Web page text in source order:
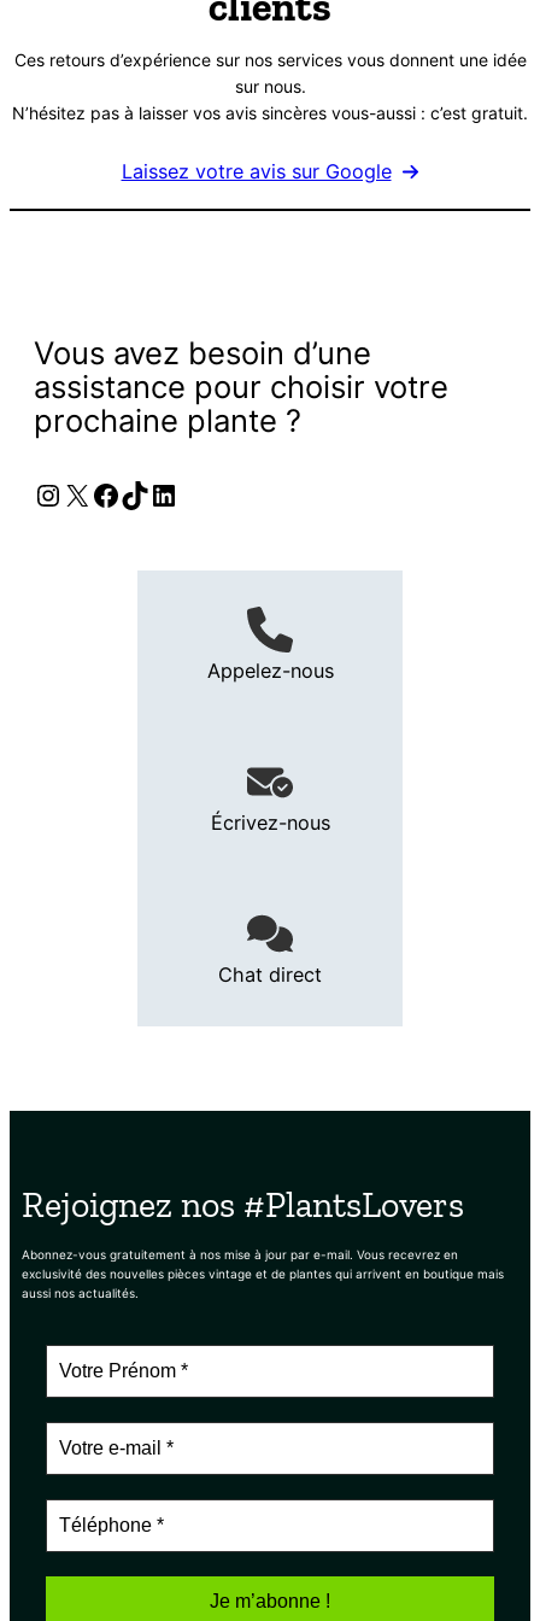
Ces retours d’expérience sur nos services vous donnent une idée
sur nous.
N’hésitez pas à laisser vos avis sincères vous-aussi : c’est gratuit.
Laissez votre avis sur Google
Vous avez besoin d’une
assistance pour choisir votre
prochaine plante ?
Instagram
X Facebook
TikTok
LinkedIn
Appelez-nous
Écrivez-nous
Chat direct
Rejoignez nos #PlantsLovers
Abonnez-vous gratuitement à nos mise à jour par e-mail. Vous recevrez en
exclusivité des nouvelles pièces vintage et de plantes qui arrivent en boutique mais
aussi nos actualités.